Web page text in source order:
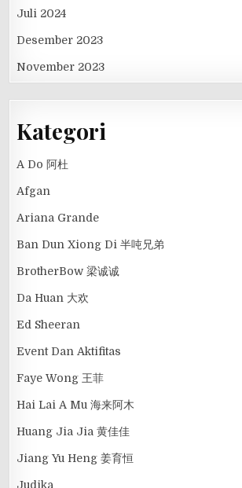
Juli 2024
Desember 2023
November 2023
Kategori
A Do 阿杜
Afgan
Ariana Grande
Ban Dun Xiong Di 半吨兄弟
BrotherBow 梁诚诚
Da Huan 大欢
Ed Sheeran
Event Dan Aktifitas
Faye Wong 王菲
Hai Lai A Mu 海来阿木
Huang Jia Jia 黄佳佳
Jiang Yu Heng 姜育恒
Judika